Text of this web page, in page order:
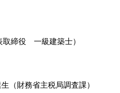
締役 一級建築士）
（財務省主税局調査課）